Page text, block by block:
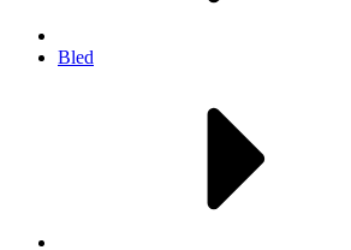
Bled